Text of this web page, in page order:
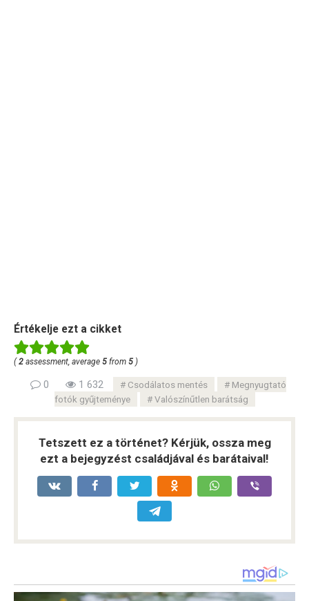
Értékelje ezt a cikket
( 2 assessment, average 5 from 5 )
0 1 632 Csodálatos mentés
Megnyugtató
fotók gyűjteménye
Valószínűtlen barátság
Tetszett ez a történet? Kérjük, ossza meg
ezt a bejegyzést családjával és barátaival!